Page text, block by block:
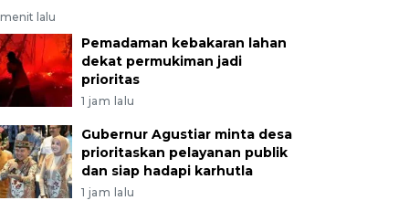
lalu
Pemadaman kebakaran lahan
dekat permukiman jadi
prioritas
1 jam lalu
Gubernur Agustiar minta desa
prioritaskan pelayanan publik
dan siap hadapi karhutla
1 jam lalu